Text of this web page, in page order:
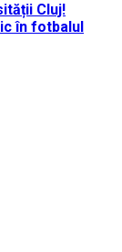
Cluj!
în fotbalul